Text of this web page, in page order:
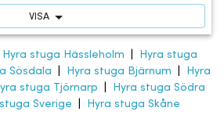
VISA
Hyra stuga Hässleholm
Hyra stuga
Sösdala Hyra stuga Bjärnum
Hyra
stuga Tjörnarp
Hyra stuga Södra
Sverige Hyra stuga Skåne